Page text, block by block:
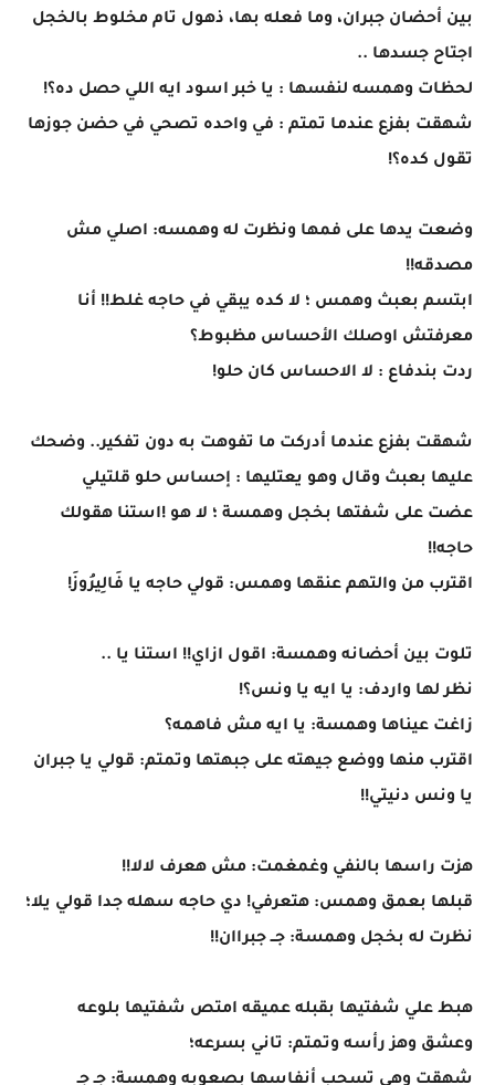
بين أحضان جبران، وما فعله بها، ذهول تام مخلوط بالخجل
اجتاح جسدها ..
لحظات وهمسه لنفسها : يا خبر اسود ايه اللي حصل ده؟!
شهقت بفزع عندما تمتم : في واحده تصحي في حضن جوزها
تقول كده؟!
وضعت يدها على فمها ونظرت له وهمسه: اصلي مش
مصدقه!!
ابتسم بعبث وهمس ؛ لا كده يبقي في حاجه غلط!! أنا
معرفتش اوصلك الأحساس مظبوط؟
ردت بندفاع : لا الاحساس كان حلو!
شهقت بفزع عندما أدركت ما تفوهت به دون تفكير.. وضحك
عليها بعبث وقال وهو يعتليها : إحساس حلو قلتيلي
عضت على شفتها بخجل وهمسة ؛ لا هو !استنا هقولك
حاجه!!
اقترب من والتهم عنقها وهمس: قولي حاجه يا فَالِيرُوزَ!
تلوت بين أحضانه وهمسة: اقول ازاي!! استنا يا ..
نظر لها واردف: يا ايه يا ونس؟!
زاغت عيناها وهمسة: يا ايه مش فاهمه؟
اقترب منها ووضع جيهته على جبهتها وتمتم: قولي يا جبران
يا ونس دنيتي!!
هزت راسها بالنفي وغمغمت: مش هعرف لالا!!
قبلها بعمق وهمس: هتعرفي! دي حاجه سهله جدا قولي يلا؛
نظرت له بخجل وهمسة: جــ جبراان!!
هبط علي شفتيها بقبله عميقه امتص شفتيها بلوعه
وعشق وهز رأسه وتمتم: تاني بسرعه؛
شهقت وهي تسحب أنفاسها بصعوبه وهمسة: جـ جـ